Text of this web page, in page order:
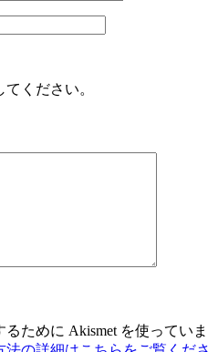
ください。
ために Akismet を使っていま